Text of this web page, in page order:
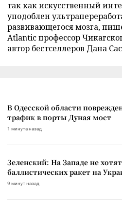
так как искусственный
уподоблен
развивающегося мозга,
Atlantic профессор
автор бестселлеров Дана
В Одесской области
трафик в порты Дуная мост
1 минута назад
Зеленский: На Западе не
баллистических ракет на
9 минут назад